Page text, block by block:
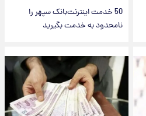
50 خدمت اینترنت‌بانک سپهر را
نامحدود به خدمت بگیرید